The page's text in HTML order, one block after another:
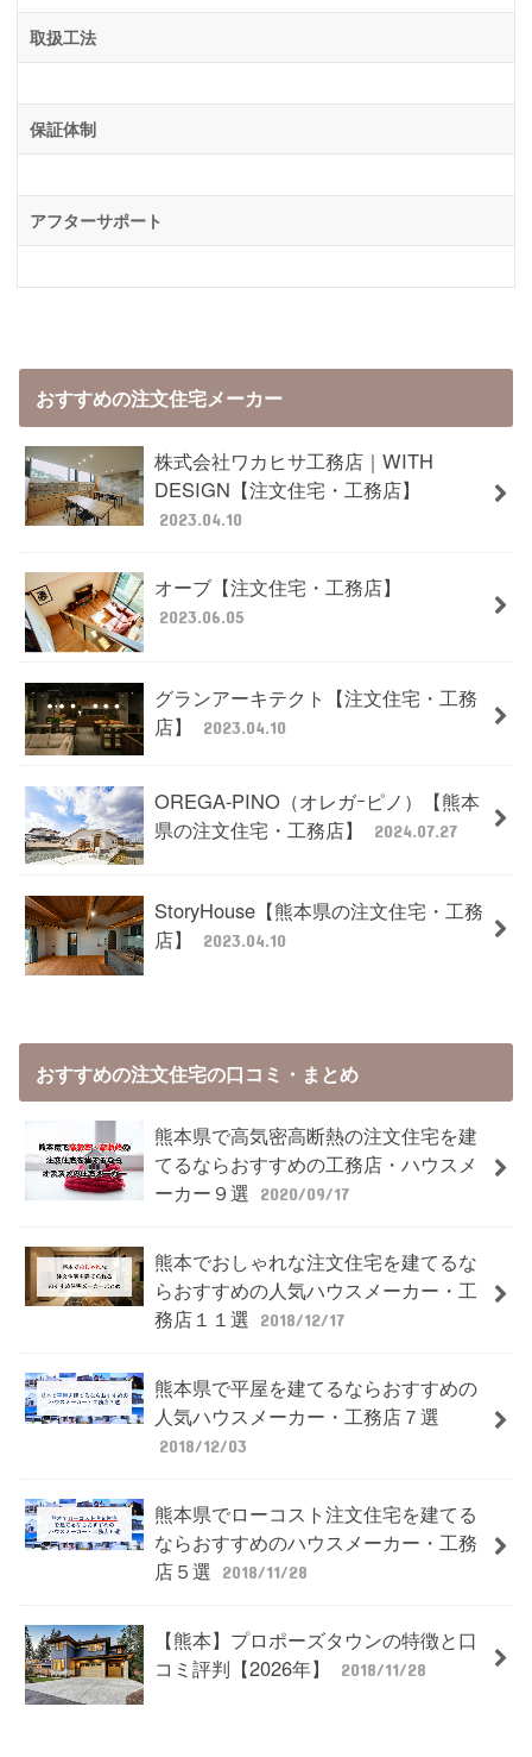
取扱工法
保証体制
アフターサポート
おすすめの注文住宅メーカー
株式会社ワカヒサ工務店｜WITH
DESIGN【注文住宅・工務店】
2023.04.10
オーブ【注文住宅・工務店】
2023.06.05
グランアーキテクト【注文住宅・工務
店】
2023.04.10
OREGA-PINO（オレガｰピノ）【熊本
県の注文住宅・工務店】
2024.07.27
StoryHouse【熊本県の注文住宅・工務
店】
2023.04.10
おすすめの注文住宅の口コミ・まとめ
熊本県で高気密高断熱の注文住宅を建
てるならおすすめの工務店・ハウスメ
ーカー９選
2020/09/17
熊本でおしゃれな注文住宅を建てるな
らおすすめの人気ハウスメーカー・工
務店１１選
2018/12/17
熊本県で平屋を建てるならおすすめの
人気ハウスメーカー・工務店７選
2018/12/03
熊本県でローコスト注文住宅を建てる
ならおすすめのハウスメーカー・工務
店５選
2018/11/28
【熊本】プロポーズタウンの特徴と口
コミ評判【2026年】
2018/11/28